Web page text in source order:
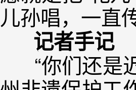
儿孙唱，一直
记者手记
“你们还是